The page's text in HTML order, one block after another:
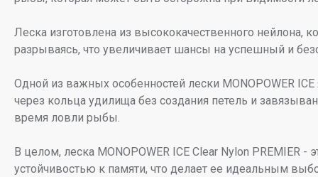
Леска изготовлена из высококачественного нейлона,
разрываясь, что увеличивает шансы на успешный и
Одной из важных особенностей лески MONOPOWER
через кольца удилища без создания петель и
время ловли рыбы.
В целом, леска MONOPOWER ICE Clear Nylon
устойчивостью к памяти, что делает ее идеальным